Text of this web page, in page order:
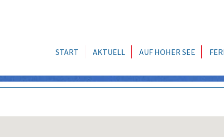
START AKTUELL AUF HOHER SEE